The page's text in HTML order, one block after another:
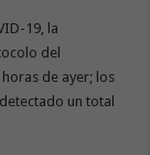
19, la
del
de ayer; los
un total